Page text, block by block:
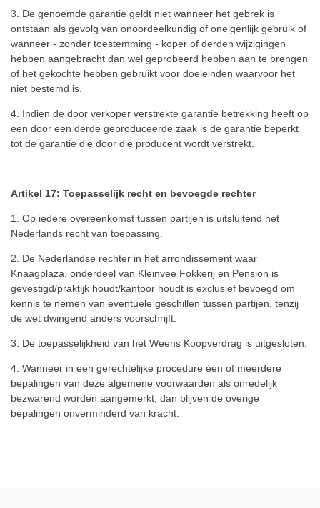
3. De genoemde garantie geldt niet wanneer het gebrek is
ontstaan als gevolg van onoordeelkundig of oneigenlijk gebruik of
wanneer - zonder toestemming - koper of derden wijzigingen
hebben aangebracht dan wel geprobeerd hebben aan te brengen
of het gekochte hebben gebruikt voor doeleinden waarvoor het
niet bestemd is.
4. Indien de door verkoper verstrekte garantie betrekking heeft op
een door een derde geproduceerde zaak is de garantie beperkt
tot de garantie die door die producent wordt verstrekt.
Artikel 17: Toepasselijk recht en bevoegde rechter
1. Op iedere overeenkomst tussen partijen is uitsluitend het
Nederlands recht van toepassing.
2. De Nederlandse rechter in het arrondissement waar
Knaagplaza, onderdeel van Kleinvee Fokkerij en Pension is
gevestigd/praktijk houdt/kantoor houdt is exclusief bevoegd om
kennis te nemen van eventuele geschillen tussen partijen, tenzij
de wet dwingend anders voorschrijft.
3. De toepasselijkheid van het Weens Koopverdrag is uitgesloten.
4. Wanneer in een gerechtelijke procedure één of meerdere
bepalingen van deze algemene voorwaarden als onredelijk
bezwarend worden aangemerkt, dan blijven de overige
bepalingen onverminderd van kracht.